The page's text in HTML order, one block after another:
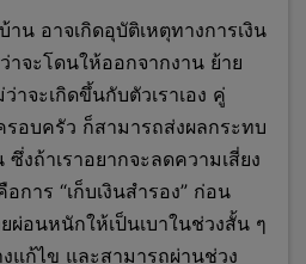
าน อาจเกิดอุบัติเหตุทางการเงิน
าจะโดนให้ออกจากงาน ย้าย
าจะเกิดขึ้นกับตัวเราเอง คู่
อบครัว ก็สามารถส่งผลกระทบ
งถ้าเราอยากจะลดความเสี่ยง
การ “เก็บเงินสำรอง” ก่อน
อนหนักให้เป็นเบาในช่วงสั้น ๆ
แก้ไข และสามารถผ่านช่วง